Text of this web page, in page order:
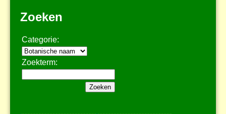
Zoeken
Categorie:
Zoekterm: